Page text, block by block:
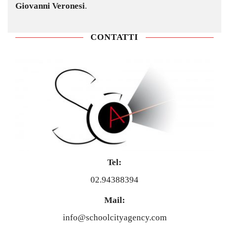
Giovanni Veronesi.
CONTATTI
Tel:
02.94388394
Mail:
info@schoolcityagency.com